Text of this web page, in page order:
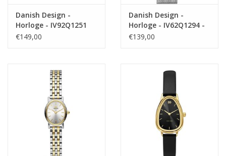
Danish Design -
Horloge - IV92Q1251
€149,00
Danish Design -
Horloge - IV62Q1294 -
Lana
€139,00